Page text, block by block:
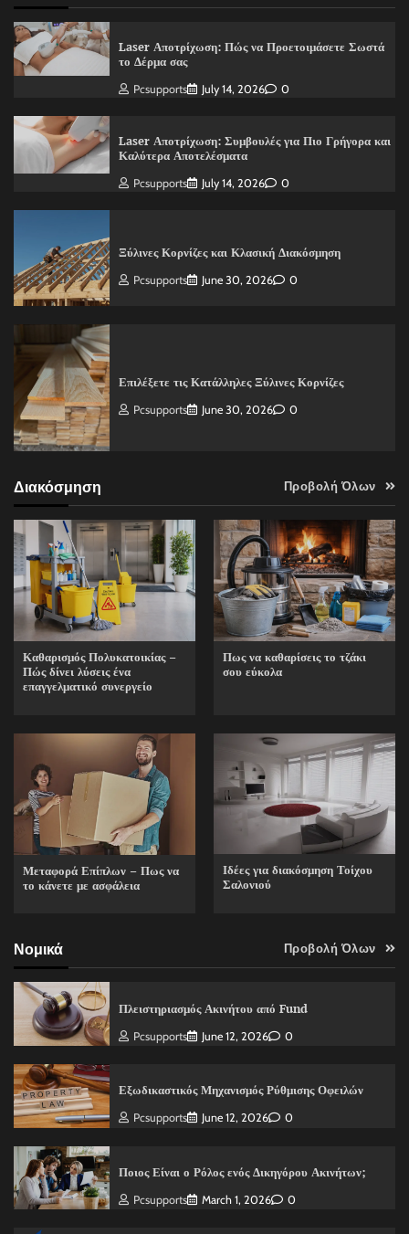
Laser Αποτρίχωση: Πώς να Προετοιμάσετε Σωστά
το Δέρμα σας
Pcsupports July 14, 2026 0
Laser Αποτρίχωση: Συμβουλές για Πιο Γρήγορα και
Καλύτερα Αποτελέσματα
Pcsupports July 14, 2026 0
Ξύλινες Κορνίζες και Κλασική Διακόσμηση
Pcsupports June 30, 2026 0
Επιλέξετε τις Κατάλληλες Ξύλινες Κορνίζες
Pcsupports June 30, 2026 0
Διακόσμηση Προβολή Όλων
Καθαρισμός Πολυκατοικίας –
Πώς δίνει λύσεις ένα
επαγγελματικό συνεργείο
Πως να καθαρίσεις το τζάκι
σου εύκολα
Μεταφορά Επίπλων – Πως να
το κάνετε με ασφάλεια
Ιδέες για διακόσμηση Τοίχου
Σαλονιού
Νομικά Προβολή Όλων
Πλειστηριασμός Ακινήτου από Fund
Pcsupports June 12, 2026 0
Εξωδικαστικός Μηχανισμός Ρύθμισης Οφειλών
Pcsupports June 12, 2026 0
Ποιος Είναι ο Ρόλος ενός Δικηγόρου Ακινήτων;
Pcsupports March 1, 2026 0